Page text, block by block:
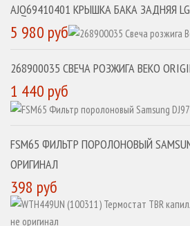
AJQ69410401 КРЫШКА БАКА ЗАДНЯЯ LG
5 980 руб
268900035 СВЕЧА РОЗЖИГА BEKO
1 440 руб
FSM65 ФИЛЬТР ПОРОЛОНОВЫЙ
ОРИГИНАЛ
398 руб